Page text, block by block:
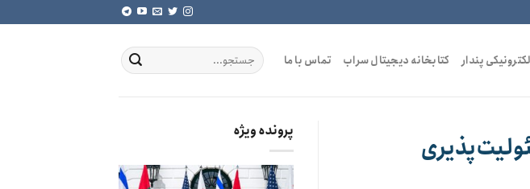
پندار کتابخانه دیجیتال سراب تماس با ما
پرونده ویژه